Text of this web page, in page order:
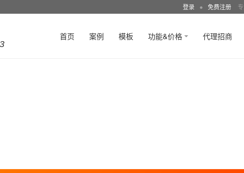
登录 ● 免费注册
首页 案例 模板 功能&价格 代理招商